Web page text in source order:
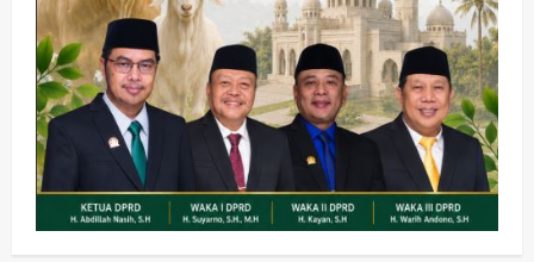
2
Olahraga
Adu Taktik di Atas Rumput Sintetis:
PWI dan Sapma PP Sidoarjo
Memanaskan Mesin Menuju Piala
Soccer